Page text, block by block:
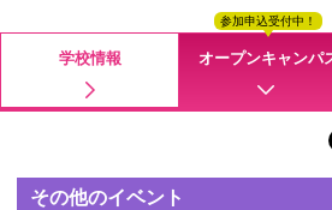
学校情報 オープンキャンパ
参加申込受付中！
その他のイベント